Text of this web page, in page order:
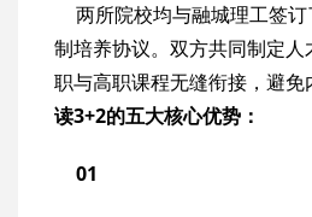
两所院校均与融城理工签订
制培养协议。双方共同制定人
职与高职课程无缝衔接，避免
读3+2的五大核心优势：
01